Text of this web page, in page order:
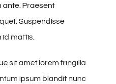
ante. Praesent
Suspendisse
id mattis.
sit amet lorem fringilla
ipsum blandit nunc